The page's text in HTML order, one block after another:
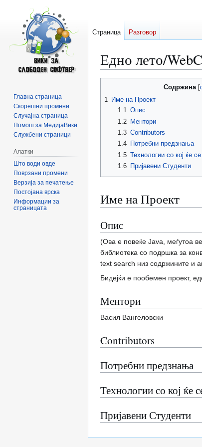
Едно лето/
прегледникот
пребарувањето
Содржина
1 Име на Проект
1.1 Опис
1.2
Ментори
1.3 Contributors
1.4
Потребни предзнања
1.5 Технологии со кој ќе
1.6
Пријавени Студенти
Име на Проект
Опис
(Ова е повеќе Java, меѓутоа
библиотека со подршка за
text search низ содржините и
Бидејќи е пообемен проект,
Ментори
Васил Вангеловски
Contributors
Потребни предзнања
Технологии со кој ќе
Пријавени Студенти
Страница Разговор
Главна страница
Скорешни промени
Случајна страница
Помош за МедијаВики
Службени страници
Алатки
Што води овде
Поврзани промени
Верзија за печатење
Постојана врска
Информации за
страницата